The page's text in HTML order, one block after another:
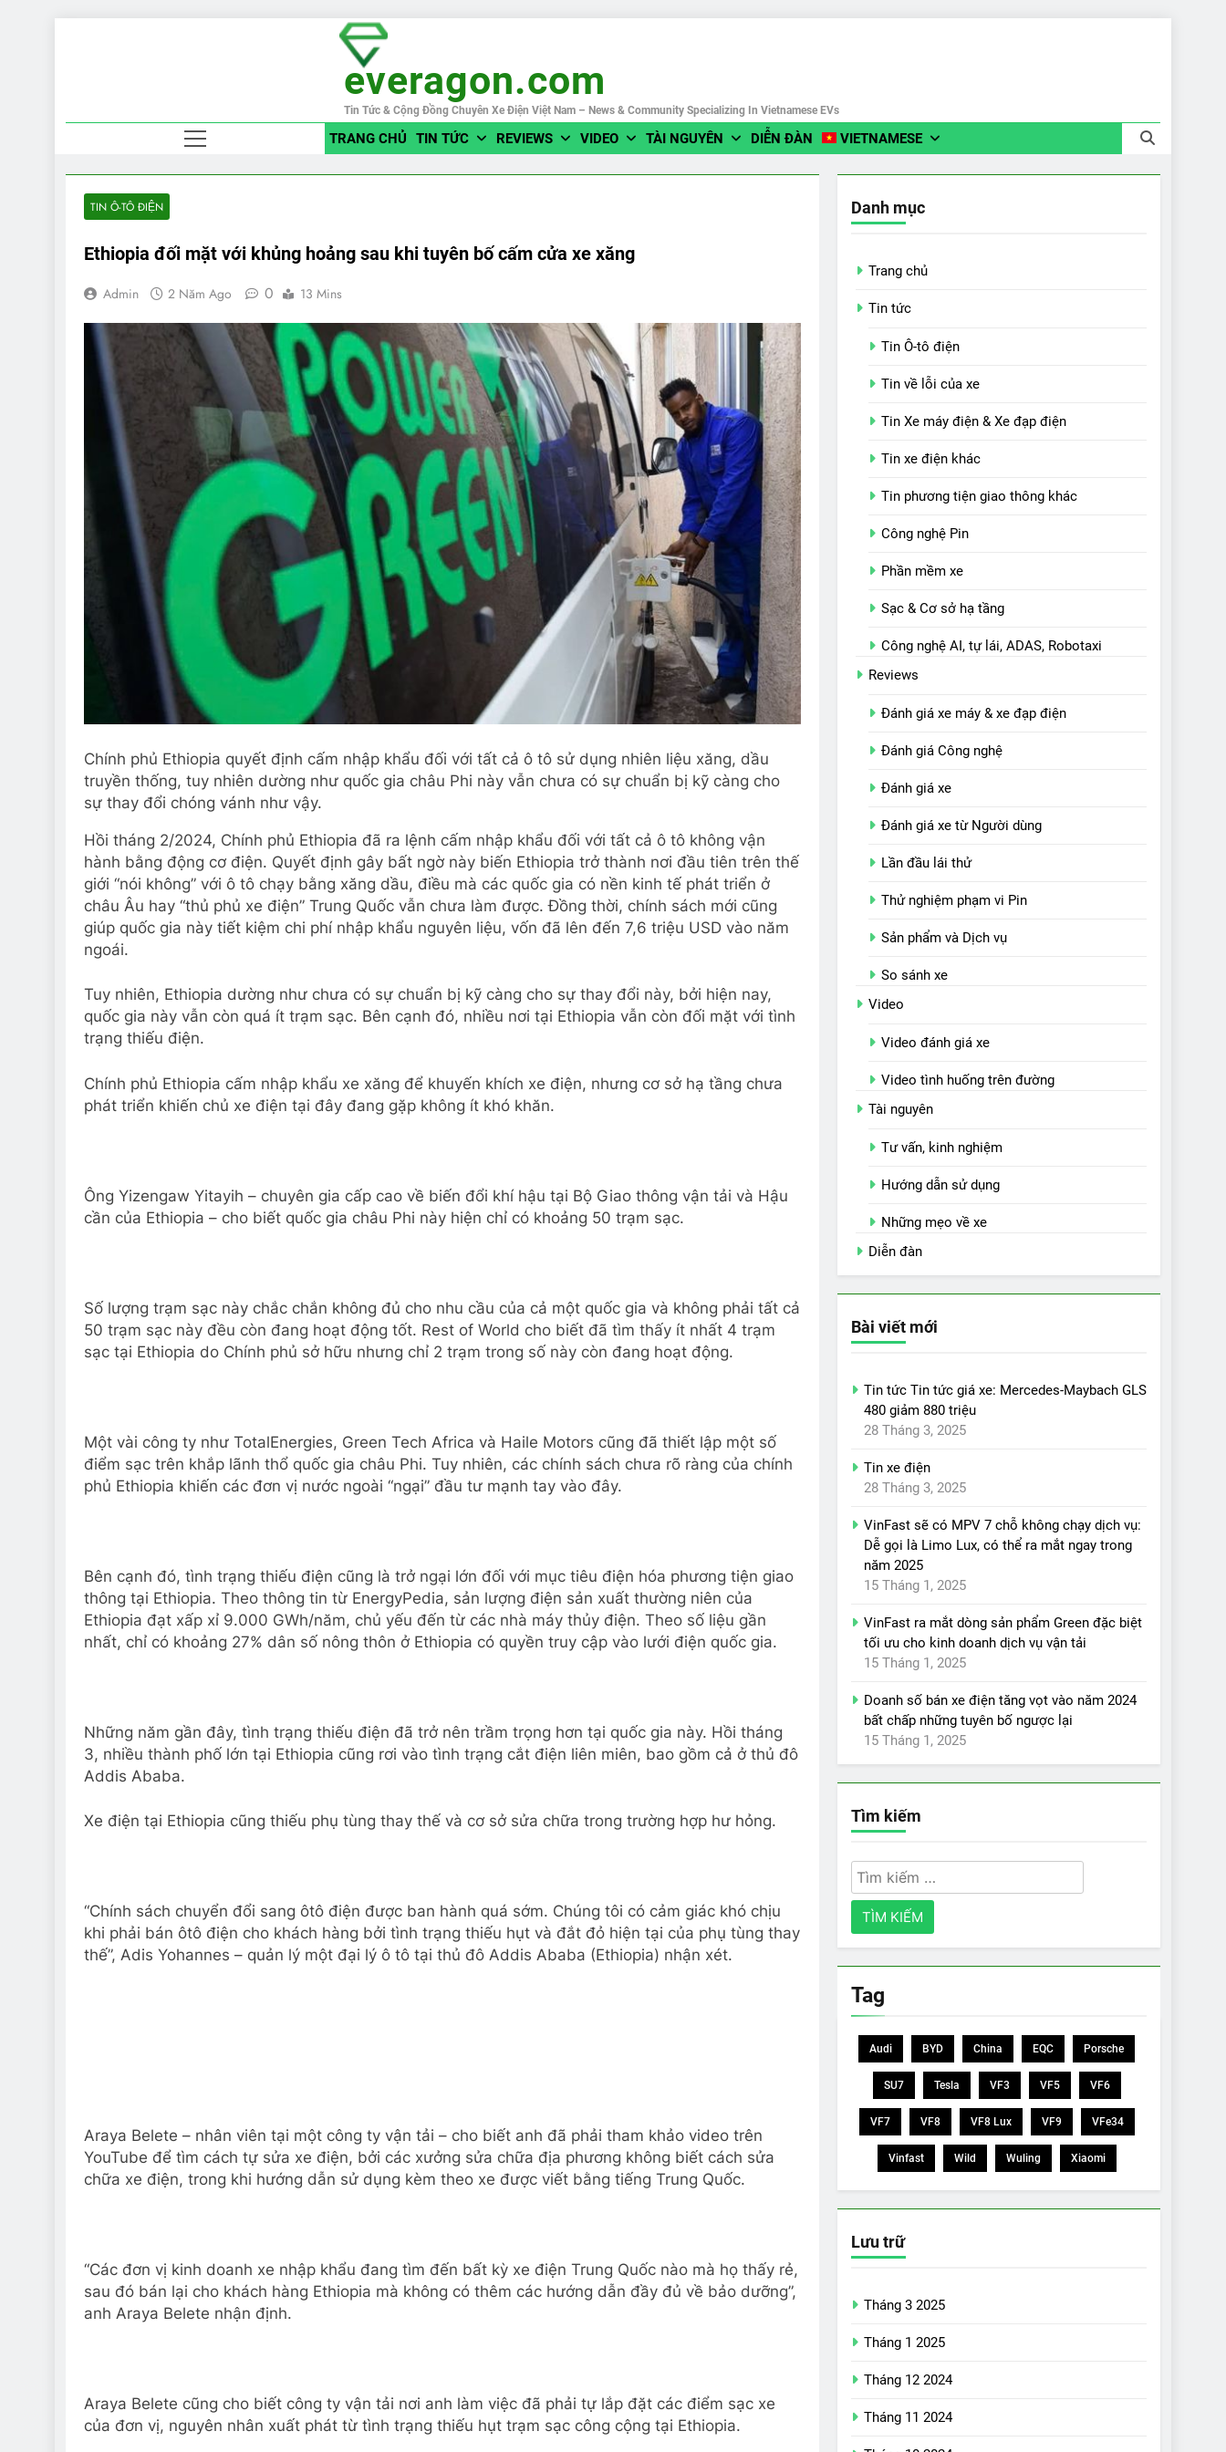
everagon.com
Tin Tức & Cộng Đồng Chuyên Xe Điện Việt Nam – News & Community Specializing In Vietnamese EVs
TRANG CHỦ TIN TỨC REVIEWS VIDEO TÀI NGUYÊN DIỄN ĐÀN VIETNAMESE
TIN Ô-TÔ ĐIỆN
Ethiopia đối mặt với khủng hoảng sau khi tuyên bố cấm cửa xe xăng
Admin 2 Năm Ago 0 13 Mins
Chính phủ Ethiopia quyết định cấm nhập khẩu đối với tất cả ô tô sử dụng nhiên liệu xăng, dầu
truyền thống, tuy nhiên dường như quốc gia châu Phi này vẫn chưa có sự chuẩn bị kỹ càng cho
sự thay đổi chóng vánh như vậy.
Hồi tháng 2/2024, Chính phủ Ethiopia đã ra lệnh cấm nhập khẩu đối với tất cả ô tô không vận
hành bằng động cơ điện. Quyết định gây bất ngờ này biến Ethiopia trở thành nơi đầu tiên trên thế
giới “nói không” với ô tô chạy bằng xăng dầu, điều mà các quốc gia có nền kinh tế phát triển ở
châu Âu hay “thủ phủ xe điện” Trung Quốc vẫn chưa làm được. Đồng thời, chính sách mới cũng
giúp quốc gia này tiết kiệm chi phí nhập khẩu nguyên liệu, vốn đã lên đến 7,6 triệu USD vào năm
ngoái.
Tuy nhiên, Ethiopia dường như chưa có sự chuẩn bị kỹ càng cho sự thay đổi này, bởi hiện nay,
quốc gia này vẫn còn quá ít trạm sạc. Bên cạnh đó, nhiều nơi tại Ethiopia vẫn còn đối mặt với tình
trạng thiếu điện.
Chính phủ Ethiopia cấm nhập khẩu xe xăng để khuyến khích xe điện, nhưng cơ sở hạ tầng chưa
phát triển khiến chủ xe điện tại đây đang gặp không ít khó khăn.
Ông Yizengaw Yitayih – chuyên gia cấp cao về biến đổi khí hậu tại Bộ Giao thông vận tải và Hậu
cần của Ethiopia – cho biết quốc gia châu Phi này hiện chỉ có khoảng 50 trạm sạc.
Số lượng trạm sạc này chắc chắn không đủ cho nhu cầu của cả một quốc gia và không phải tất cả
50 trạm sạc này đều còn đang hoạt động tốt. Rest of World cho biết đã tìm thấy ít nhất 4 trạm
sạc tại Ethiopia do Chính phủ sở hữu nhưng chỉ 2 trạm trong số này còn đang hoạt động.
Một vài công ty như TotalEnergies, Green Tech Africa và Haile Motors cũng đã thiết lập một số
điểm sạc trên khắp lãnh thổ quốc gia châu Phi. Tuy nhiên, các chính sách chưa rõ ràng của chính
phủ Ethiopia khiến các đơn vị nước ngoài “ngại” đầu tư mạnh tay vào đây.
Bên cạnh đó, tình trạng thiếu điện cũng là trở ngại lớn đối với mục tiêu điện hóa phương tiện giao
thông tại Ethiopia. Theo thông tin từ EnergyPedia, sản lượng điện sản xuất thường niên của
Ethiopia đạt xấp xỉ 9.000 GWh/năm, chủ yếu đến từ các nhà máy thủy điện. Theo số liệu gần
nhất, chỉ có khoảng 27% dân số nông thôn ở Ethiopia có quyền truy cập vào lưới điện quốc gia.
Những năm gần đây, tình trạng thiếu điện đã trở nên trầm trọng hơn tại quốc gia này. Hồi tháng
3, nhiều thành phố lớn tại Ethiopia cũng rơi vào tình trạng cắt điện liên miên, bao gồm cả ở thủ đô
Addis Ababa.
Xe điện tại Ethiopia cũng thiếu phụ tùng thay thế và cơ sở sửa chữa trong trường hợp hư hỏng.
“Chính sách chuyển đổi sang ôtô điện được ban hành quá sớm. Chúng tôi có cảm giác khó chịu
khi phải bán ôtô điện cho khách hàng bởi tình trạng thiếu hụt và đắt đỏ hiện tại của phụ tùng thay
thế”, Adis Yohannes – quản lý một đại lý ô tô tại thủ đô Addis Ababa (Ethiopia) nhận xét.
Araya Belete – nhân viên tại một công ty vận tải – cho biết anh đã phải tham khảo video trên
YouTube để tìm cách tự sửa xe điện, bởi các xưởng sửa chữa địa phương không biết cách sửa
chữa xe điện, trong khi hướng dẫn sử dụng kèm theo xe được viết bằng tiếng Trung Quốc.
“Các đơn vị kinh doanh xe nhập khẩu đang tìm đến bất kỳ xe điện Trung Quốc nào mà họ thấy rẻ,
sau đó bán lại cho khách hàng Ethiopia mà không có thêm các hướng dẫn đầy đủ về bảo dưỡng”,
anh Araya Belete nhận định.
Araya Belete cũng cho biết công ty vận tải nơi anh làm việc đã phải tự lắp đặt các điểm sạc xe
của đơn vị, nguyên nhân xuất phát từ tình trạng thiếu hụt trạm sạc công cộng tại Ethiopia.
Danh mục
Trang chủ
Tin tức
Tin Ô-tô điện
Tin về lỗi của xe
Tin Xe máy điện & Xe đạp điện
Tin xe điện khác
Tin phương tiện giao thông khác
Công nghệ Pin
Phần mềm xe
Sạc & Cơ sở hạ tầng
Công nghệ AI, tự lái, ADAS, Robotaxi
Reviews
Đánh giá xe máy & xe đạp điện
Đánh giá Công nghệ
Đánh giá xe
Đánh giá xe từ Người dùng
Lần đầu lái thử
Thử nghiệm phạm vi Pin
Sản phẩm và Dịch vụ
So sánh xe
Video
Video đánh giá xe
Video tình huống trên đường
Tài nguyên
Tư vấn, kinh nghiệm
Hướng dẫn sử dụng
Những mẹo về xe
Diễn đàn
Bài viết mới
Tin tức Tin tức giá xe: Mercedes-Maybach GLS
480 giảm 880 triệu
28 Tháng 3, 2025
Tin xe điện
28 Tháng 3, 2025
VinFast sẽ có MPV 7 chỗ không chạy dịch vụ:
Dễ gọi là Limo Lux, có thể ra mắt ngay trong
năm 2025
15 Tháng 1, 2025
VinFast ra mắt dòng sản phẩm Green đặc biệt
tối ưu cho kinh doanh dịch vụ vận tải
15 Tháng 1, 2025
Doanh số bán xe điện tăng vọt vào năm 2024
bất chấp những tuyên bố ngược lại
15 Tháng 1, 2025
Tìm kiếm
Tìm
kiếm
cho:
Tag
Audi BYD China EQC Porsche
SU7 Tesla VF3 VF5 VF6
VF7 VF8 VF8 Lux VF9 VFe34
Vinfast Wild Wuling Xiaomi
Lưu trữ
Tháng 3 2025
Tháng 1 2025
Tháng 12 2024
Tháng 11 2024